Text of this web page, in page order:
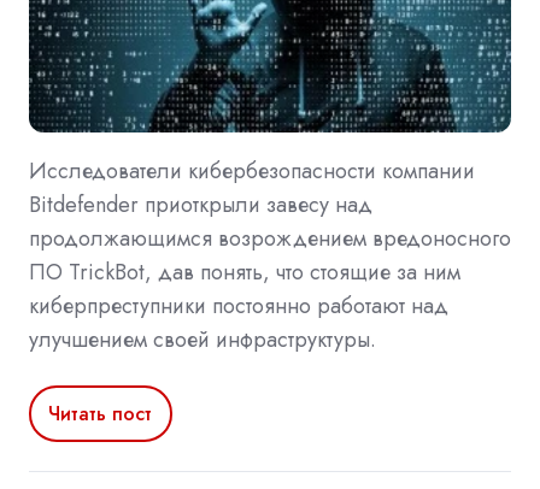
Исследователи кибербезопасности компании
Bitdefender приоткрыли завесу над
продолжающимся возрождением вредоносного
ПО TrickBot, дав понять, что стоящие за ним
киберпреступники постоянно работают над
улучшением своей инфраструктуры.
Читать пост